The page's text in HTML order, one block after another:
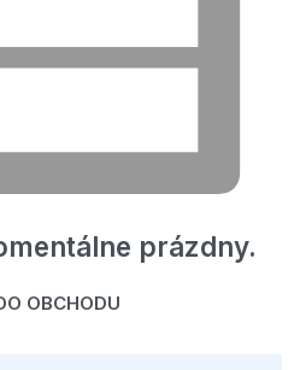
prázdny.
OBCHODU